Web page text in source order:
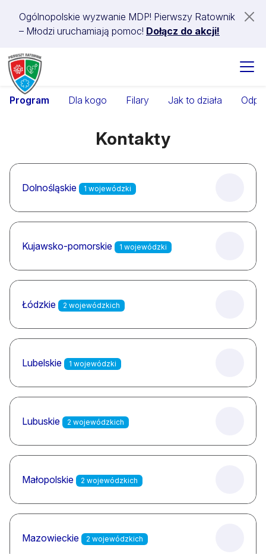
Ogólnopolskie wyzwanie MDP! Pierwszy Ratownik
– Młodzi uruchamiają pomoc! Dołącz do akcji!
Program Dla kogo Filary Jak to działa
Kontakty
Dolnośląskie 1 wojewódzki
Kujawsko-pomorskie 1 wojewódzki
Łódzkie 2 wojewódzkich
Lubelskie 1 wojewódzki
Lubuskie 2 wojewódzkich
Małopolskie 2 wojewódzkich
Mazowieckie 2 wojewódzkich